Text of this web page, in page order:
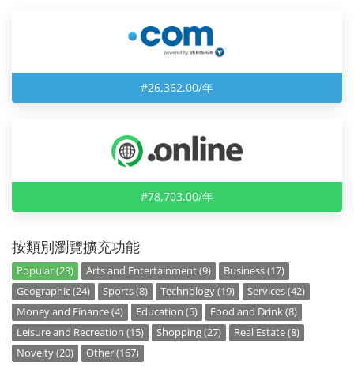
#26,362.00/年
#78,703.00/年
按類別瀏覽擴充功能
Popular (23) Arts and Entertainment (9)
Business (17)
Geographic (24)
Sports (8) Technology (19)
Services (42)
Money and Finance (4)
Education (5)
Food and Drink (8)
Leisure and Recreation (15)
Shopping (27)
Real Estate (8)
Novelty (20)
Other (167)